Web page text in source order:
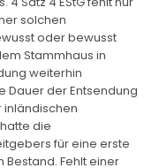
solchen
oder bewusst
Stammhaus in
weiterhin
Dauer der Entsendung
die
für eine erste
Bestand. Fehlt einer